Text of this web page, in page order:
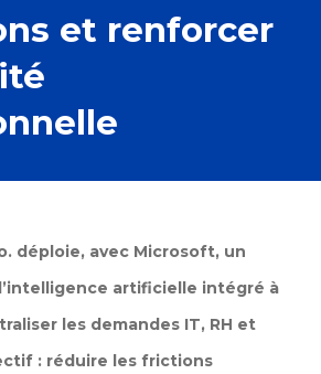
et renforcer
déploie, avec Microsoft, un
artificielle intégré à
les demandes IT, RH et
: réduire les frictions